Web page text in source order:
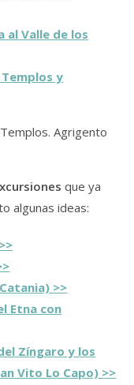
al Valle de los
y
que ya
algunas ideas:
>>
Etna con
Zíngaro y los
Vito Lo Capo) >>